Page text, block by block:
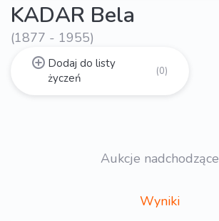
KADAR Bela
(1877 - 1955)
Dodaj do listy
życzeń
(0)
Aukcje nadchodzące
Wyniki